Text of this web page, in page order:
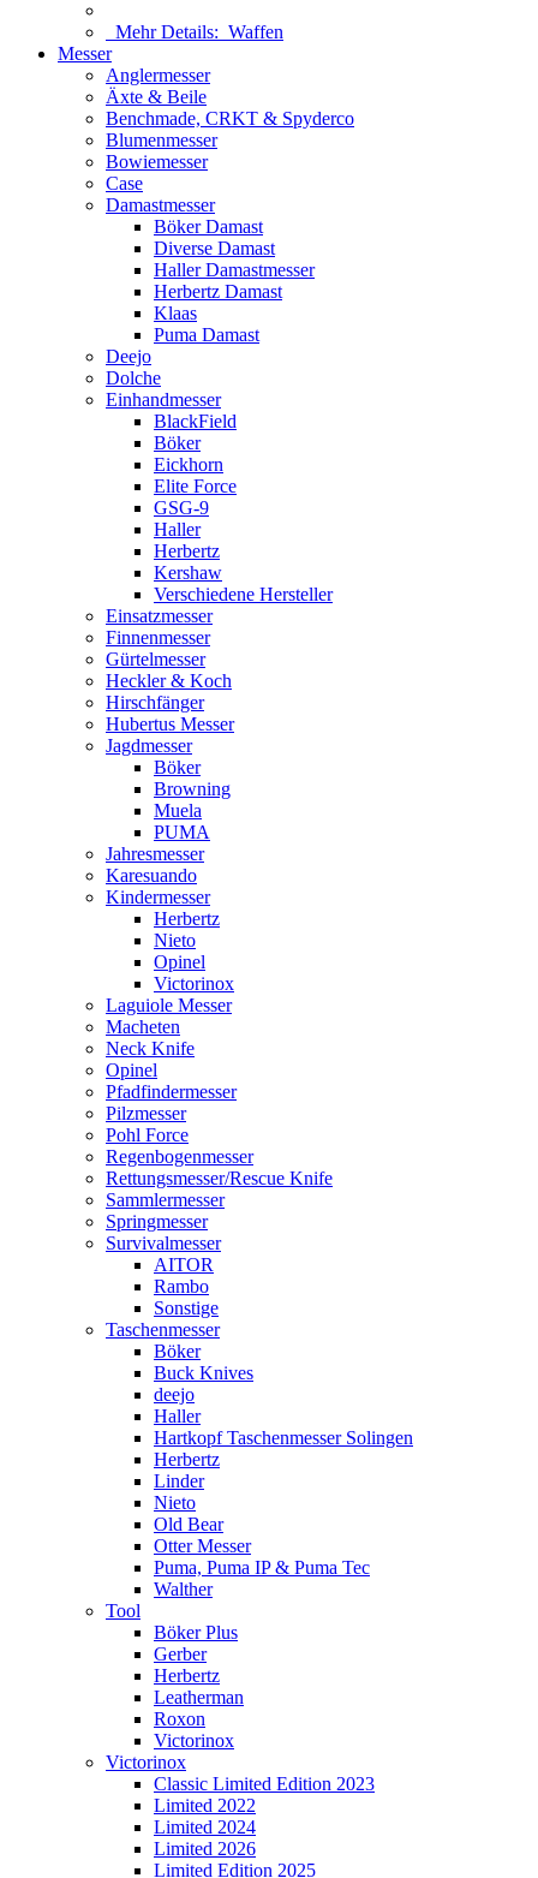
Mehr Details: Waffen
Messer
Anglermesser
Äxte & Beile
Benchmade, CRKT & Spyderco
Blumenmesser
Bowiemesser
Case
Damastmesser
Böker Damast
Diverse Damast
Haller Damastmesser
Herbertz Damast
Klaas
Puma Damast
Deejo
Dolche
Einhandmesser
BlackField
Böker
Eickhorn
Elite Force
GSG-9
Haller
Herbertz
Kershaw
Verschiedene Hersteller
Einsatzmesser
Finnenmesser
Gürtelmesser
Heckler & Koch
Hirschfänger
Hubertus Messer
Jagdmesser
Böker
Browning
Muela
PUMA
Jahresmesser
Karesuando
Kindermesser
Herbertz
Nieto
Opinel
Victorinox
Laguiole Messer
Macheten
Neck Knife
Opinel
Pfadfindermesser
Pilzmesser
Pohl Force
Regenbogenmesser
Rettungsmesser/Rescue Knife
Sammlermesser
Springmesser
Survivalmesser
AITOR
Rambo
Sonstige
Taschenmesser
Böker
Buck Knives
deejo
Haller
Hartkopf Taschenmesser Solingen
Herbertz
Linder
Nieto
Old Bear
Otter Messer
Puma, Puma IP & Puma Tec
Walther
Tool
Böker Plus
Gerber
Herbertz
Leatherman
Roxon
Victorinox
Victorinox
Classic Limited Edition 2023
Limited 2022
Limited 2024
Limited 2026
Limited Edition 2025